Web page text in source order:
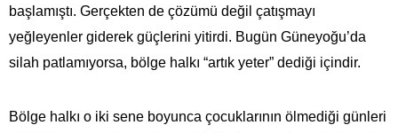
başlamıştı. Gerçekten de çözümü değil çatışmayı
yeğleyenler giderek güçlerini yitirdi. Bugün Güneyoğu’da
silah patlamıyorsa, bölge halkı “artık yeter” dediği içindir.
Bölge halkı o iki sene boyunca çocuklarının ölmediği günleri